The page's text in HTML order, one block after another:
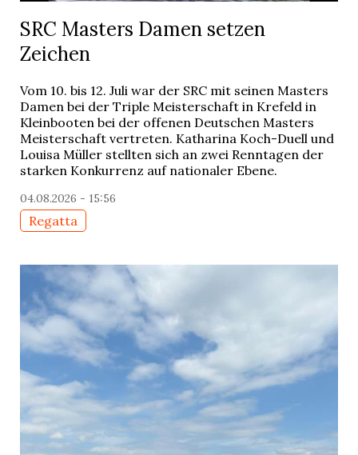
SRC Masters Damen setzen
Zeichen
Vom 10. bis 12. Juli war der SRC mit seinen Masters
Damen bei der Triple Meisterschaft in Krefeld in
Kleinbooten bei der offenen Deutschen Masters
Meisterschaft vertreten. Katharina Koch-Duell und
Louisa Müller stellten sich an zwei Renntagen der
starken Konkurrenz auf nationaler Ebene.
04.08.2026 - 15:56
Regatta